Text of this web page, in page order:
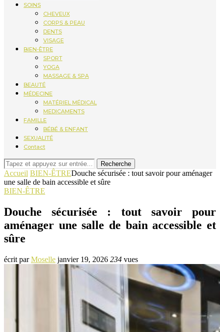
SOINS
CHEVEUX
CORPS & PEAU
DENTS
VISAGE
BIEN-ÊTRE
SPORT
YOGA
MASSAGE & SPA
BEAUTÉ
MÉDECINE
MATÉRIEL MÉDICAL
MEDICAMENTS
FAMILLE
BÉBÉ & ENFANT
SEXUALITÉ
Contact
Recherche
Accueil BIEN-ÊTREDouche sécurisée : tout savoir pour aménager
une salle de bain accessible et sûre
BIEN-ÊTRE
Douche sécurisée : tout savoir pour
aménager une salle de bain accessible et
sûre
écrit parMoselle janvier 19, 2026 234 vues